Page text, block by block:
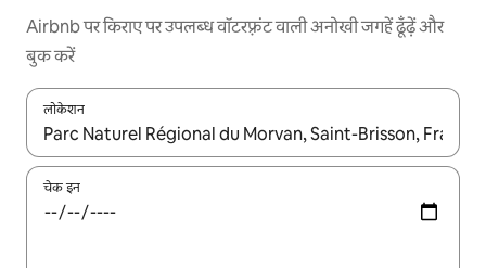
Airbnb पर किराए पर उपलब्ध वॉटरफ़्रंट वाली अनोखी जगहें ढूँढ़ें और
बुक करें
लोकेशन
नतीजों के उपलब्ध होने पर, अप और डाउन 'ऐरो की' का इस्तेमाल करके नेविगेट
चेक इन